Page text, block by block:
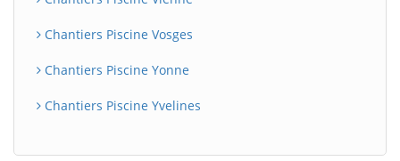
Chantiers Piscine Vosges
Chantiers Piscine Yonne
Chantiers Piscine Yvelines